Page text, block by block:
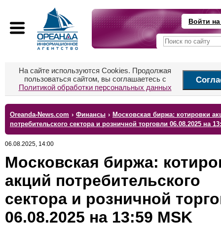
Войти
На сайте используются Cookies. Продолжая
пользоваться сайтом, вы соглашаетесь с
Политикой обработки персональных данных
Oreanda-News.com › Финансы › Московская биржа: котировки
потребительского сектора и розничной торговли 06.08.2025 на
06.08.2025, 14:00
Московская биржа:
акций потребительского
сектора и розничной
06.08.2025 на 13:59 MSK